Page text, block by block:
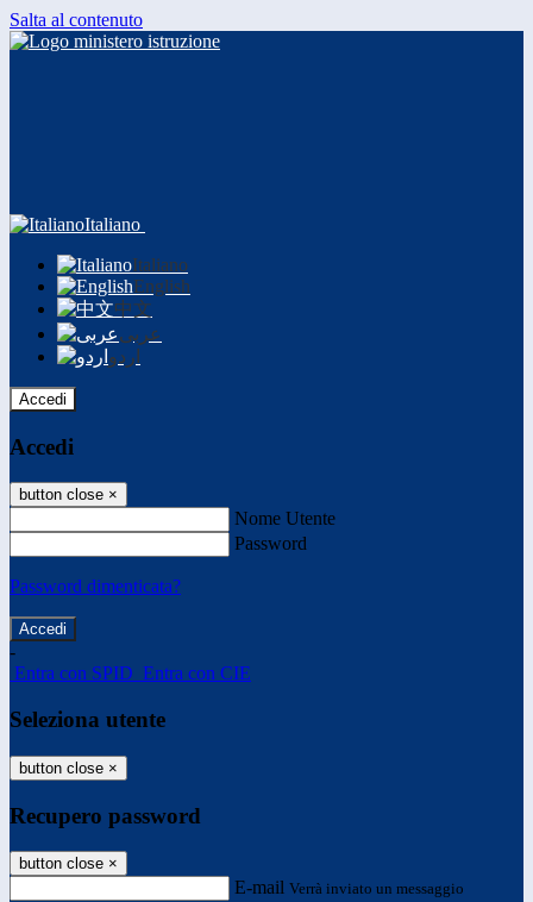
Salta al contenuto
Italiano
Italiano
English
中文
عربى
اردو
Accedi
Accedi
button close ×
Nome Utente
Password
Password dimenticata?
-
Entra con SPID Entra con CIE
Seleziona utente
button close ×
Recupero password
button close ×
E-mail Verrà inviato un messaggio